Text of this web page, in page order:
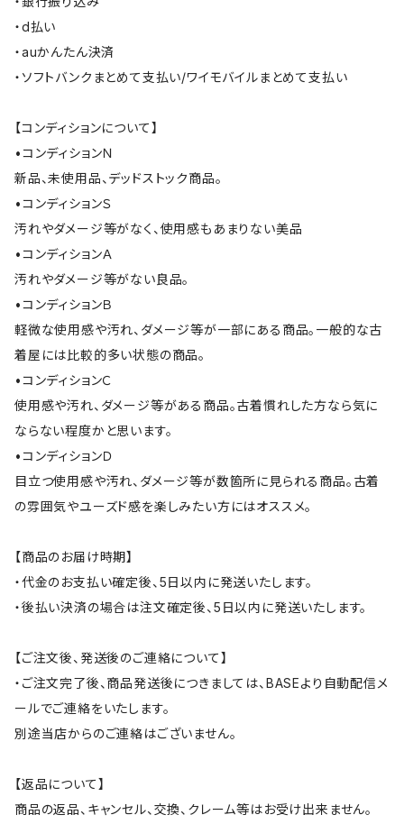
・d払い
・auかんたん決済
・ソフトバンクまとめて支払い/ワイモバイルまとめて支払い
【コンディションについて】
•コンディションＮ
新品、未使用品、デッドストック商品。
•コンディションＳ
汚れやダメージ等がなく、使用感もあまりない美品
•コンディションＡ
汚れやダメージ等がない良品。
•コンディションＢ
軽微な使用感や汚れ、ダメージ等が一部にある商品。一般的な古
着屋には比較的多い状態の商品。
•コンディションＣ
使用感や汚れ、ダメージ等がある商品。古着慣れした方なら気に
ならない程度かと思います。
•コンディションＤ
目立つ使用感や汚れ、ダメージ等が数箇所に見られる商品。古着
の雰囲気やユーズド感を楽しみたい方にはオススメ。
【商品のお届け時期】
・代金のお支払い確定後、5日以内に発送いたします。
・後払い決済の場合は注文確定後、5日以内に発送いたします。
【ご注文後、発送後のご連絡について】
・ご注文完了後、商品発送後につきましては、BASEより自動配信メ
ールでご連絡をいたします。
別途当店からのご連絡はございません。
【返品について】
商品の返品、キャンセル、交換、クレーム等はお受け出来ません。